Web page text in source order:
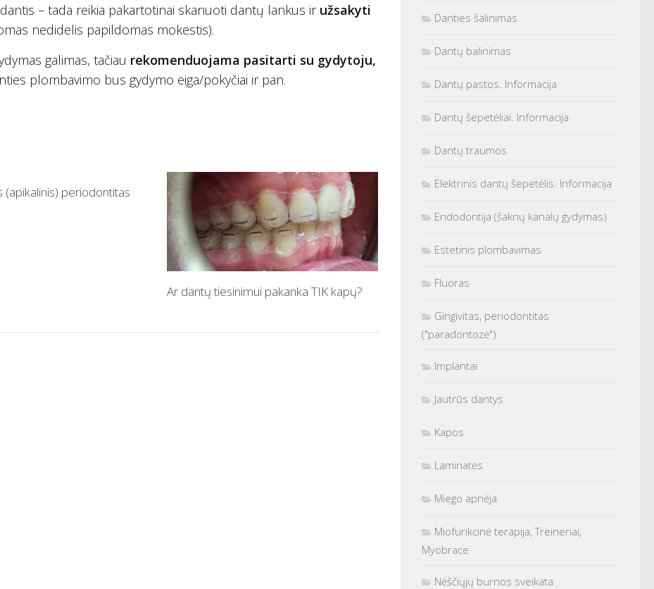
– tada reikia pakartotinai skanuoti dantų lankus ir užsakyti
nedidelis papildomas mokestis).
galimas, tačiau rekomenduojama pasitarti su gydytoju,
plombavimo bus gydymo eiga/pokyčiai ir pan.
(apikalinis) periodontitas
Ar dantų tiesinimui pakanka TIK kapų?
Danties šalinimas
Dantų balinimas
Dantų pastos. Informacija
Dantų šepetėliai. Informacija
Dantų traumos
Elektrinis dantų šepetėlis. Informacija
Endodontija (šaknų kanalų gydymas)
Estetinis plombavimas
Fluoras
Gingivitas, periodontitas
("paradontozė")
Implantai
Jautrūs dantys
Kapos
Laminatės
Miego apnėja
Miofunkcinė terapija, Treineriai,
Myobrace
Nėščiųjų burnos sveikata